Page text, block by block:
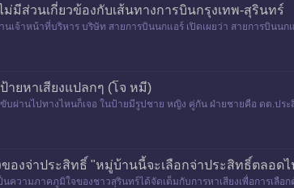
มีส่วนเกี่ยวข้องกับเส้นทางการบินกรุงเทพ-สุรินทร์
นเจ้าหน้าที่บริหาร บริษัท สายการบินนกแอร์ เปิดเผยว่า สายการบินน
ายหาเสียงแปลกๆ (โจ หมี)
ผ่านไปทางไหนก็เจอ ในป้ายมีรูปชาย หญิง คู่กัน ฝ่ายชายคือ ดต.ปร
องจ่าประสิทธิ์ "หมู่บ้านนี้จะเลือกจ่าประสิทธิ์ตลอดไ
วามภาคภูมิใจของชาวสุรินทร์ได้จัดเต็มกับการหาเสียงเพื่อการเลือ